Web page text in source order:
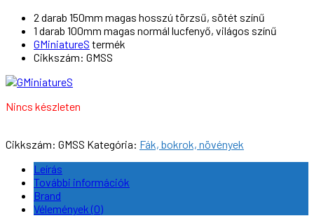
2 darab 150mm magas hosszú törzsű, sötét színű
1 darab 100mm magas normál lucfenyő, világos színű
GMiniatureS termék
Cikkszám: GMSS
Nincs készleten
Cikkszám: GMSS Kategória: Fák, bokrok, növények
Leírás
További információk
Brand
Vélemények (0)